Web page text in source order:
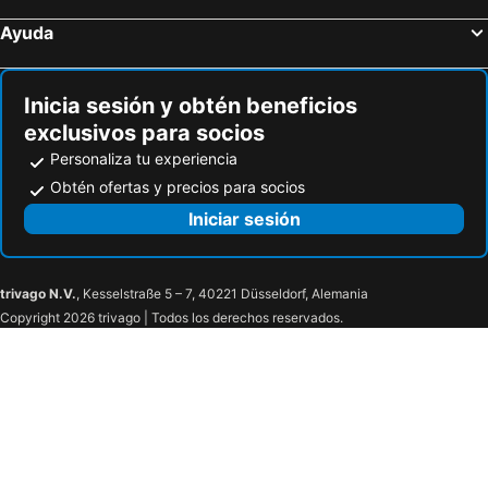
Hoteles en Granollers
Hoteles en Viladecans
Ayuda
Inicia sesión y obtén beneficios
exclusivos para socios
Personaliza tu experiencia
Obtén ofertas y precios para socios
Iniciar sesión
trivago N.V., Kesselstraße 5 – 7, 40221 Düsseldorf, Alemania
Copyright 2026 trivago | Todos los derechos reservados.